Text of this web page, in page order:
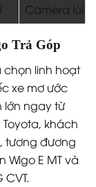
Camera lùi
Trả Góp
chọn linh hoạt
xe mơ ước
lớn ngay từ
khách
tương đương
E MT và